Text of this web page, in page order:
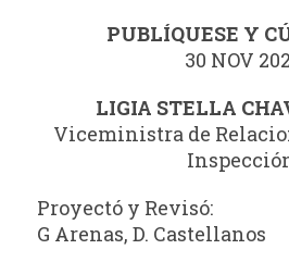
PUBLÍQUESE Y
30 NOV
LIGIA STELLA
Viceministra de
Proyectó y Revisó:
G Arenas, D. Castellanos